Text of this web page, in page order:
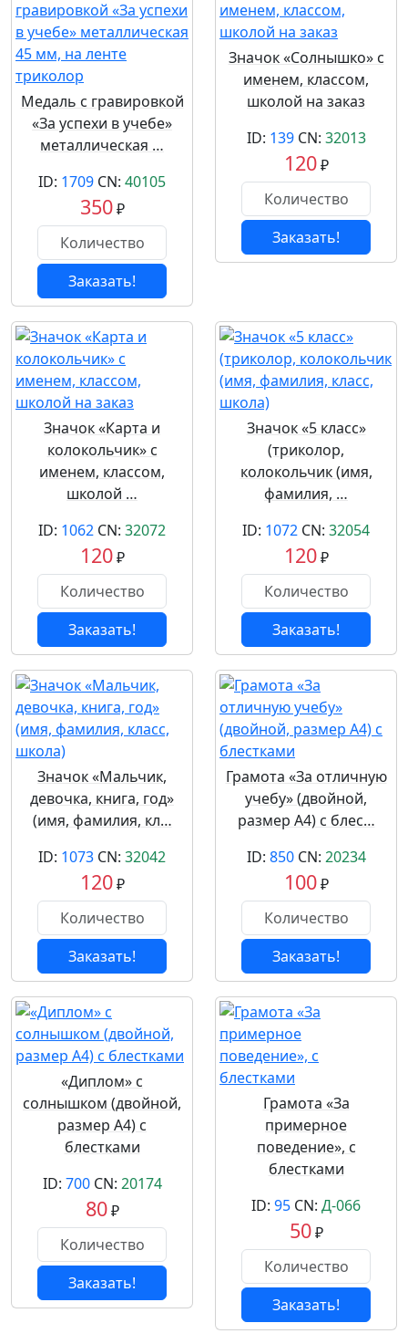
Медаль с гравировкой
«За успехи в учебе»
металлическая …
ID: 1709 CN: 40105
350₽
Заказать!
Значок «Солнышко» с
именем, классом,
школой на заказ
ID: 139CN: 32013
120₽
Заказать!
Значок «Карта и
колокольчик» с
именем, классом,
школой …
ID: 1062 CN: 32072
120₽
Заказать!
Значок «5 класс»
(триколор,
колокольчик (имя,
фамилия, …
ID: 1072 CN: 32054
120₽
Заказать!
Значок «Мальчик,
девочка, книга, год»
(имя, фамилия, кл…
ID: 1073 CN: 32042
120₽
Заказать!
Грамота «За отличную
учебу» (двойной,
размер А4) с блес…
ID: 850CN: 20234
100₽
Заказать!
«Диплом» с
солнышком (двойной,
размер А4) с
блестками
ID: 700CN: 20174
80₽
Заказать!
Грамота «За
примерное
поведение», с
блестками
ID: 95 CN: Д-066
50₽
Заказать!